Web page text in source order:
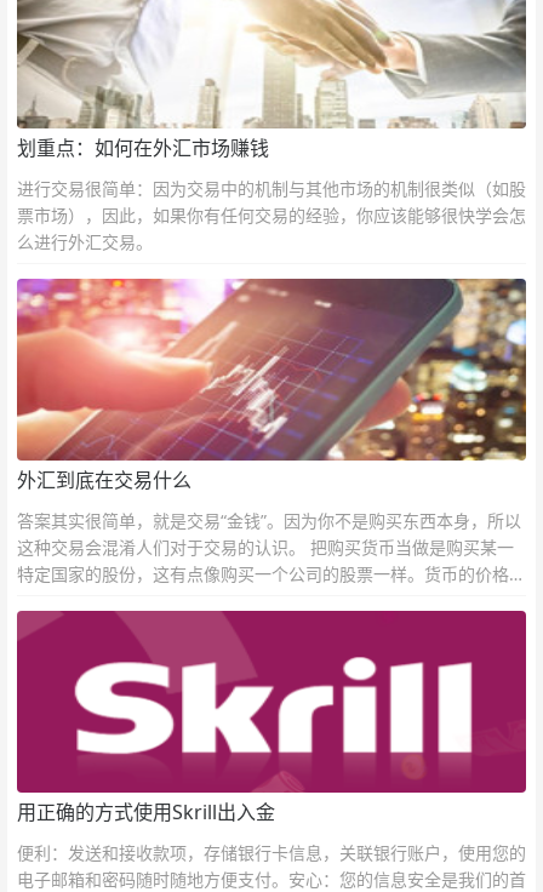
划重点：如何在外汇市场赚钱
进行交易很简单：因为交易中的机制与其他市场的机制很类似（如股
票市场），因此，如果你有任何交易的经验，你应该能够很快学会怎
么进行外汇交易。
外汇到底在交易什么
答案其实很简单，就是交易“金钱”。因为你不是购买东西本身，所以
这种交易会混淆人们对于交易的认识。 把购买货币当做是购买某一
特定国家的股份，这有点像购买一个公司的股票一样。货币的价格直
用正确的方式使用Skrill出入金
便利：发送和接收款项，存储银行卡信息，关联银行账户，使用您的
电子邮箱和密码随时随地方便支付。安心：您的信息安全是我们的首